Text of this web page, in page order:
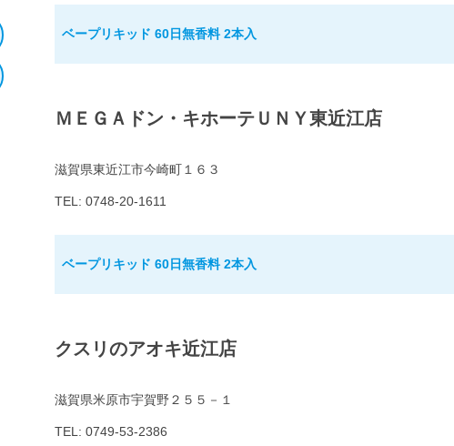
ベープリキッド 60日無香料 2本入
ＭＥＧＡドン・キホーテＵＮＹ東近江店
滋賀県東近江市今崎町１６３
TEL: 0748-20-1611
ベープリキッド 60日無香料 2本入
クスリのアオキ近江店
滋賀県米原市宇賀野２５５－１
TEL: 0749-53-2386